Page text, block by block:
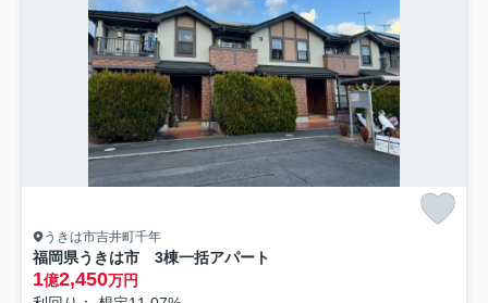
うきは市吉井町千年
福岡県うきは市 3棟一括アパート
1億2,450万円